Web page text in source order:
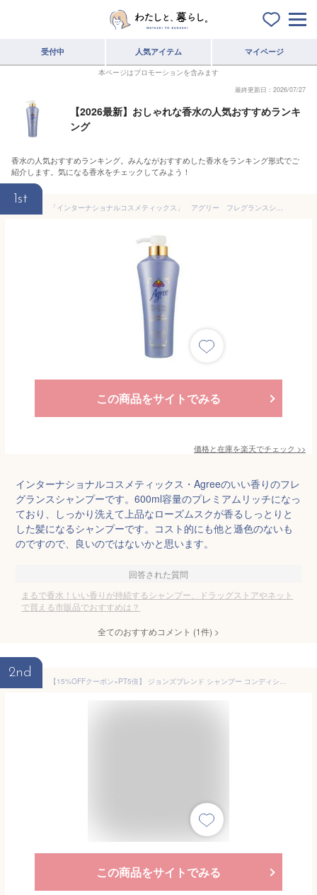
受付中 人気アイテム マイページ
本ページはプロモーションを含みます
最終更新日：2026/07/27
【2026最新】おしゃれな香水の人気おすすめランキ
ング
香水の人気おすすめランキング。みんながおすすめした香水をランキング形式でご
紹介します。気になる香水をチェックしてみよう！
1st
「インターナショナルコスメティックス」 アグリー フレグランスシャンプー プレミアムリッチ 500ml
この商品をサイトでみる
価格と在庫を楽天でチェック >>
インターナショナルコスメティックス・Agreeのいい香りのフレ
グランスシャンプーです。600ml容量のプレミアムリッチになっ
ており、しっかり洗えて上品なローズムスクが香るしっとりと
した髪になるシャンプーです。コスト的にも他と遜色のないも
のですので、良いのではないかと思います。
回答された質問
まるで香水！いい香りが持続するシャンプー、ドラッグストアやネット
で買える市販品でおすすめは？
全てのおすすめコメント (1件) >
2nd
【15%OFFクーポン×PT5倍】 ジョンズブレンド シャンプー コンディショナーセット ホワイトムスク 香水シャンプー プラスエアリー ギフト対応 フレグランス ヘアケア 480ml+480g 人気 香水 いい香り 天然由来 ボタニカル くせ毛 誕生日 プレゼント John’s Blend
この商品をサイトでみる